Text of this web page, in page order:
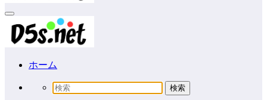
ホーム